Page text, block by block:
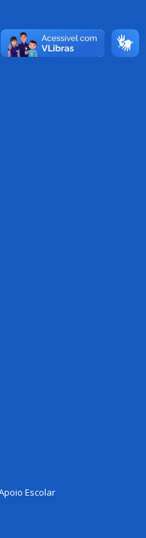
Escolar